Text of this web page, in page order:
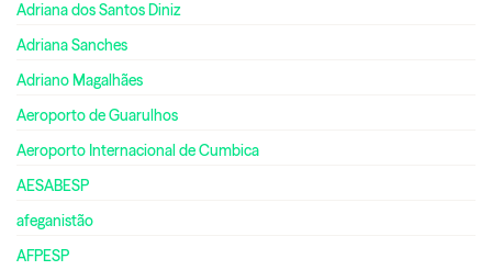
Adriana dos Santos Diniz
Adriana Sanches
Adriano Magalhães
Aeroporto de Guarulhos
Aeroporto Internacional de Cumbica
AESABESP
afeganistão
AFPESP